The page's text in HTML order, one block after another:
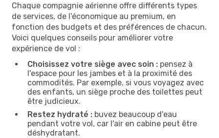
Chaque compagnie aérienne offre différents types
de services, de l'économique au premium, en
fonction des budgets et des préférences de chacun.
Voici quelques conseils pour améliorer votre
expérience de vol :
Choisissez votre siège avec soin : pensez à
l'espace pour les jambes et à la proximité des
commodités. Par exemple, si vous voyagez avec
des enfants, un siège proche des toilettes peut
être judicieux.
Restez hydraté : buvez beaucoup d'eau
pendant votre vol, car l'air en cabine peut être
déshydratant.